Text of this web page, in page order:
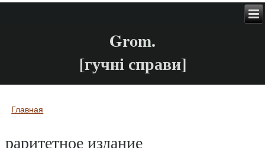
Grom.
[гучні справи]
Вы здесь
Главная
раритетное издание